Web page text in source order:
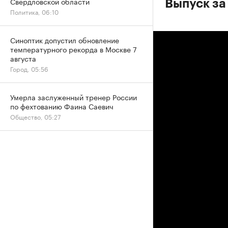
Выпуск
Политика, 06:10
Синоптик допустил обновление
температурного рекорда в Москве 7
августа
Город, 05:56
Умерла заслуженный тренер России
по фехтованию Фаина Саевич
Общество, 05:27